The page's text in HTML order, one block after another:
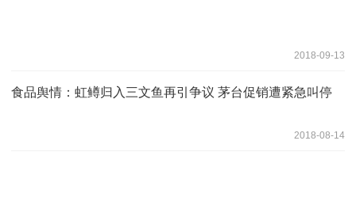
2018-09-13
食品舆情：虹鳟归入三文鱼再引争议 茅台促销遭紧急叫停
2018-08-14